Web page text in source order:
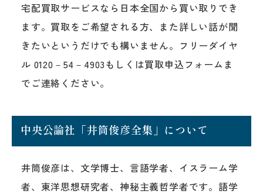
宅配買取サービスなら日本全国から買い取りでき
ます。買取をご希望される方、また詳しい話が聞
きたいというだけでも構いません。フリーダイヤ
ル 0120－54－4903もしくは買取申込フォームま
でご連絡ください。
中央公論社「井筒俊彦全集」について
井筒俊彦は、文学博士、言語学者、イスラーム学
者、東洋思想研究者、神秘主義哲学者です。語学